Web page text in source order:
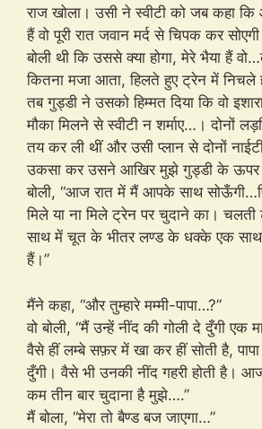
राज खोला। उसी ने स्वीटी को जब कहा
हैं वो पूरी रात जवान मर्द से चिपक कर
बोली थी कि उससे क्या होगा, मेरे भैया हैं
कितना मजा आता, हिलते हुए ट्रेन में
तब गुड्डी ने उसको हिम्मत दिया कि वो
मौका मिलने से स्वीटी न शर्माए…। दोनों
तय कर ली थीं और उसी प्लान से दोनों
उकसा कर उसने आखिर मुझे गुड्डी के ऊपर
बोली, “आज रात में मैं आपके साथ
मिले या ना मिले ट्रेन पर चुदाने का।
साथ में चूत के भीतर लण्ड के धक्के एक
हैं।”
मैंने कहा, “और तुम्हारे मम्मी-पापा…?”
वो बोली, “मैं उन्हें नींद की गोली दे दुँगी एक
वैसे हीं लम्बे सफ़र में खा कर हीं सोती है,
दुँगी। वैसे भी उनकी नींद गहरी होती है।
कम तीन बार चुदाना है मुझे….”
मैं बोला, “मेरा तो बैण्ड बज जाएगा…”